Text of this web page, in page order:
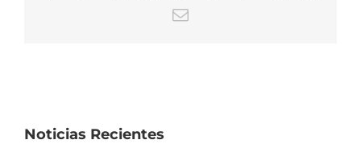
Correo
Noticias Recientes